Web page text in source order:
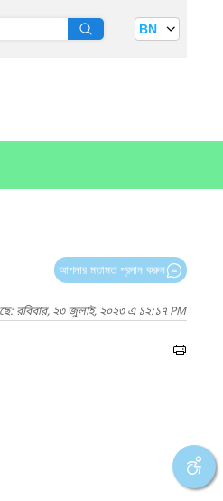
BN
আপনার মতামত প্রদান করুন
রবিবার, ২৩ জুলাই, ২০২৩ এ ১২:১৭ PM